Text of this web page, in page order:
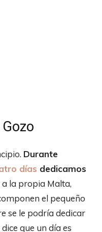
Durante
días dedicamos
a la propia Malta,
el pequeño
se le podría dedicar
que un día es